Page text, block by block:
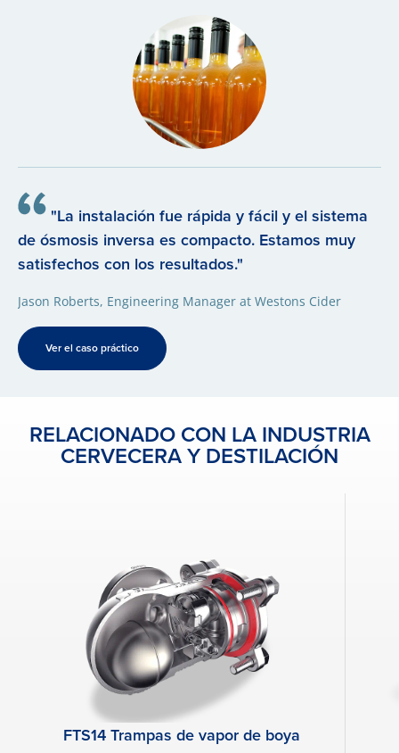
"La instalación fue rápida y fácil y el sistema
de ósmosis inversa es compacto. Estamos muy
satisfechos con los resultados."
Jason Roberts, Engineering Manager at Westons Cider
Ver el caso práctico
RELACIONADO CON LA INDUSTRIA
CERVECERA Y DESTILACIÓN
FTS14 Trampas de vapor de boya